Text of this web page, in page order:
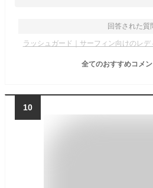
回答された質
ラッシュガード｜サーフィン向けのレデ
全てのおすすめコメン
10